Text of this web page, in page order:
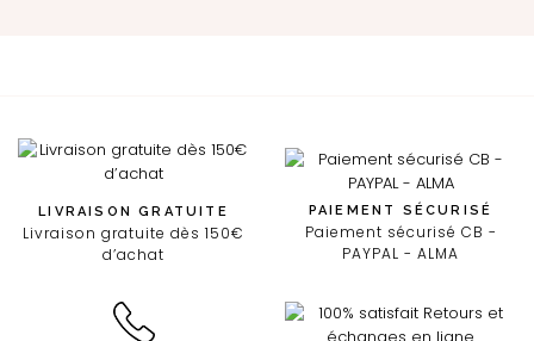
LIVRAISON GRATUITE
Livraison gratuite dès 150€
d’achat
PAIEMENT SÉCURISÉ
Paiement sécurisé CB -
PAYPAL - ALMA